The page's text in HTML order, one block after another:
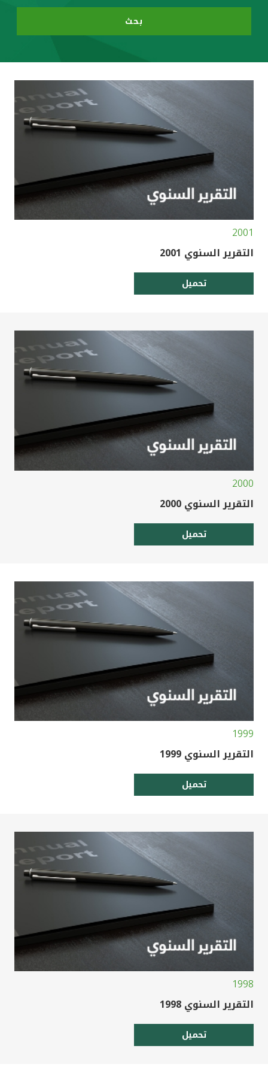
المملكة المتحدة
بحث
2001
التقرير السنوي 2001
تحميل
2000
التقرير السنوي 2000
تحميل
1999
التقرير السنوي 1999
تحميل
1998
التقرير السنوي 1998
تحميل